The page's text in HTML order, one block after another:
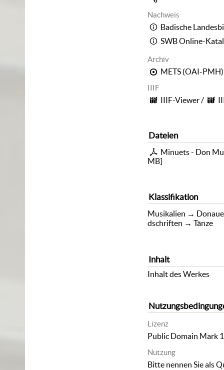
Nachweis
Badische
SWB Online-
Archiv
METS (OAI-PMH)
IIIF
IIIF-Viewer/
Dateien
Minuets - Don
MB]
Klassifikation
Musikalien →
dschriften →Tänze
Inhalt
Inhalt des Werkes
Lizenz
Public Domain Mark
Nutzung
Bitte nennen Sie als